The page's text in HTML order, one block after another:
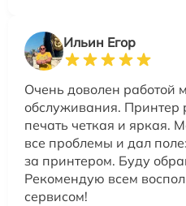
Ильин Егор
Очень доволен работой
обслуживания. Принтер
печать четкая и яркая.
все проблемы и дал
за принтером. Буду
Рекомендую всем
сервисом!